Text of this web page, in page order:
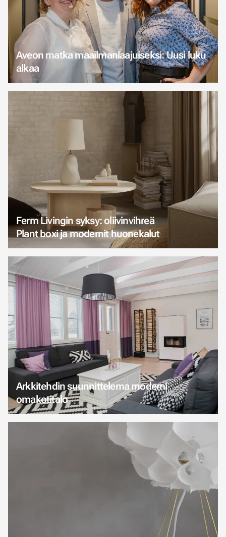
Aveon matka maailmanlaajuiseksi: Uusi luku
alkaa
Ferm Livingin syksy: oliivinvihreä
Plant boxi ja modernit huonekalut
Arkkitehdin suunnittelema moderni
omakotitalo